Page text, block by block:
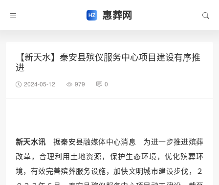
惠葬网
【新天水】秦安县殡仪服务中心项目建设有序推
进
2024-05-12 979 0
新天水讯 据秦安县融媒体中心消息 为进一步推进殡葬
改革，合理利用土地资源，保护生态环境，优化殡葬环
境，有效完善殡葬服务设施，加快文明城市建设步伐，２